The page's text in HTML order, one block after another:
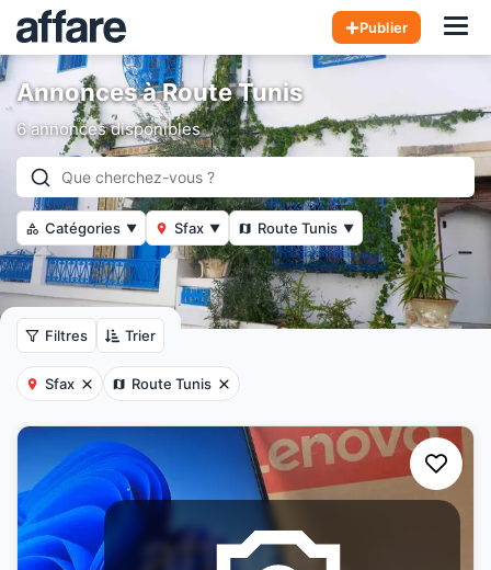
Publier
Annonces à Route Tunis
6 annonces disponibles
Catégories ▼ Sfax ▼ Route Tunis ▼
Filtres Trier
Sfax Route Tunis